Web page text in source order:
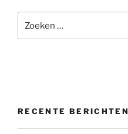
naar:
RECENTE BERICHTEN